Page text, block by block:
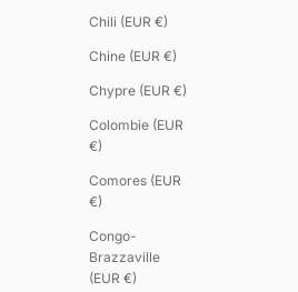
Chili (EUR €)
Chine (EUR €)
Chypre (EUR €)
Colombie (EUR
€)
Comores (EUR
€)
Congo-
Brazzaville
(EUR €)